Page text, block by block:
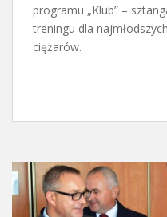
programu „Klub” –
treningu dla
ciężarów.